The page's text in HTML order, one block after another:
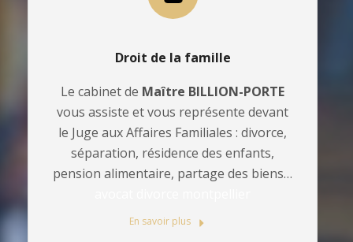
Droit de la famille
Le cabinet de Maître BILLION-PORTE
vous assiste et vous représente devant
le Juge aux Affaires Familiales : divorce,
séparation, résidence des enfants,
pension alimentaire, partage des biens…
En savoir plus